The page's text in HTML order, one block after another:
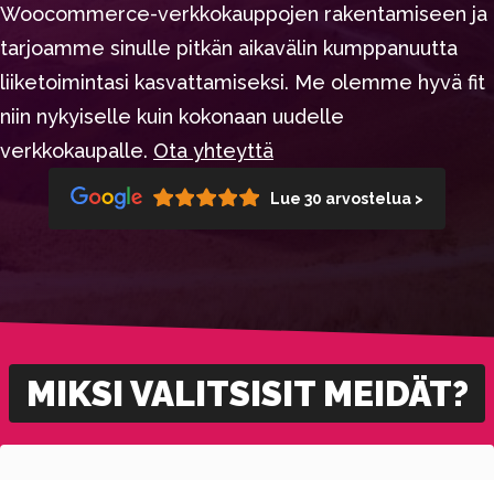
Woocommerce-verkkokauppojen rakentamiseen ja
tarjoamme sinulle pitkän aikavälin kumppanuutta
liiketoimintasi kasvattamiseksi. Me olemme hyvä fit
niin nykyiselle kuin kokonaan uudelle
verkkokaupalle. Ota yhteyttä
Lue 30 arvostelua >
MIKSI VALITSISIT MEIDÄT?